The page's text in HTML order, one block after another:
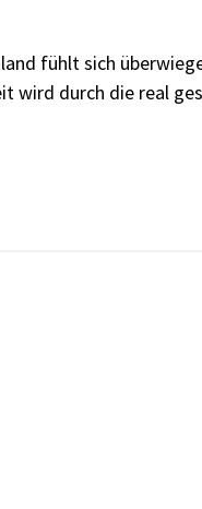
fühlt sich
wird durch die real